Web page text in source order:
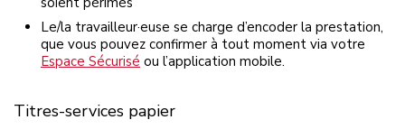
Le/la travailleur·euse se charge d’encoder la prestation,
que vous pouvez confirmer à tout moment via votre
Espace Sécurisé ou l’application mobile.
Titres-services papier